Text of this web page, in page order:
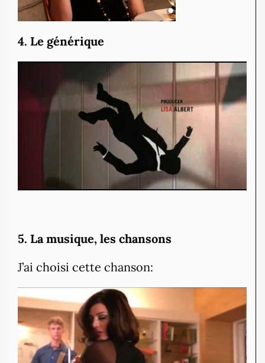
4. Le générique
5. La musique, les chansons
J’ai choisi cette chanson: